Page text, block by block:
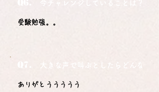
今チャレンジしていることは？
受験勉強。。
大きな声で叫ぶとしたらどんな言葉
ありがとううううう